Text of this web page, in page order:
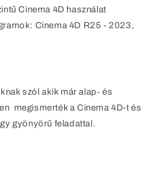
Cinema 4D használat
Cinema 4D R25 - 2023,
szól akik már alap- és
megismerték a Cinema 4D-t és
gyönyörű feladattal.